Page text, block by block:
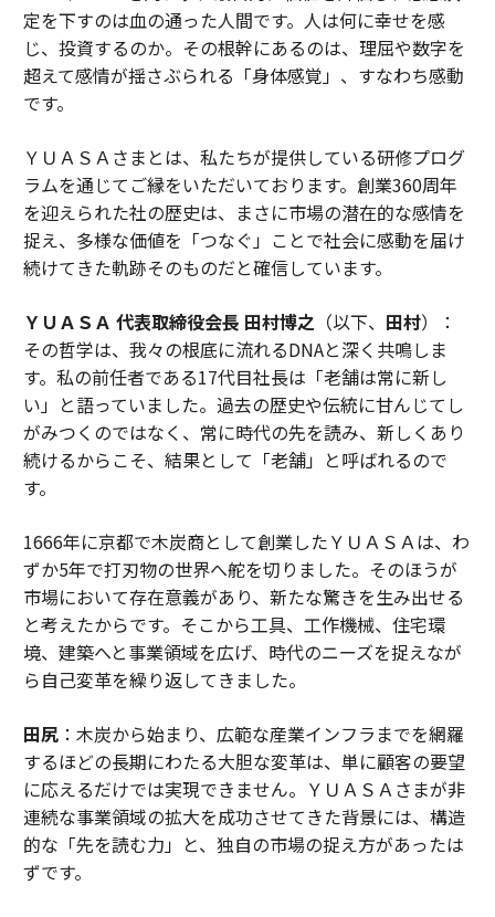
定を下すのは血の通った人間です。人は何に幸せを感
じ、投資するのか。その根幹にあるのは、理屈や数字を
超えて感情が揺さぶられる「身体感覚」、すなわち感動
です。
ＹＵＡＳＡさまとは、私たちが提供している研修プログ
ラムを通じてご縁をいただいております。創業360周年
を迎えられた社の歴史は、まさに市場の潜在的な感情を
捉え、多様な価値を「つなぐ」ことで社会に感動を届け
続けてきた軌跡そのものだと確信しています。
ＹＵＡＳＡ 代表取締役会長 田村博之 （以下、 田村）：
その哲学は、我々の根底に流れるDNAと深く共鳴しま
す。私の前任者である17代目社長は「老舗は常に新し
い」と語っていました。過去の歴史や伝統に甘んじてし
がみつくのではなく、常に時代の先を読み、新しくあり
続けるからこそ、結果として「老舗」と呼ばれるので
す。
1666年に京都で木炭商として創業したＹＵＡＳＡは、わ
ずか5年で打刃物の世界へ舵を切りました。そのほうが
市場において存在意義があり、新たな驚きを生み出せる
と考えたからです。そこから工具、工作機械、住宅環
境、建築へと事業領域を広げ、時代のニーズを捉えなが
ら自己変革を繰り返してきました。
田尻：木炭から始まり、広範な産業インフラまでを網羅
するほどの長期にわたる大胆な変革は、単に顧客の要望
に応えるだけでは実現できません。ＹＵＡＳＡさまが非
連続な事業領域の拡大を成功させてきた背景には、構造
的な「先を読む力」と、独自の市場の捉え方があったは
ずです。